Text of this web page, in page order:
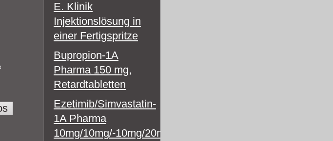
E. Klinik
Injektionslösung in
einer Fertigspritze
Bupropion-1A
Pharma 150 mg,
Retardtabletten
Ezetimib/Simvastatin-
1A Pharma
10mg/10mg/-10mg/20mg/-10mg/40mg/-10mg/80mg